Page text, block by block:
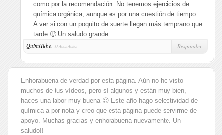
como por la recomendación. No tenemos ejercicios de
química orgánica, aunque es por una cuestión de tiempo…
A ver si con un poquito de suerte llegan más temprano que
tarde 🙂 Un saludo grande
QuimiTube, 13 Años Antes Responder
Enhorabuena de verdad por esta página. Aún no he visto
muchos de tus vídeos, pero sí algunos y están muy bien,
haces una labor muy buena 😉 Este año hago selectividad de
química a por nota y creo que esta página puede servirme de
apoyo. Muchas gracias y enhorabuena nuevamente. Un
saludo!!